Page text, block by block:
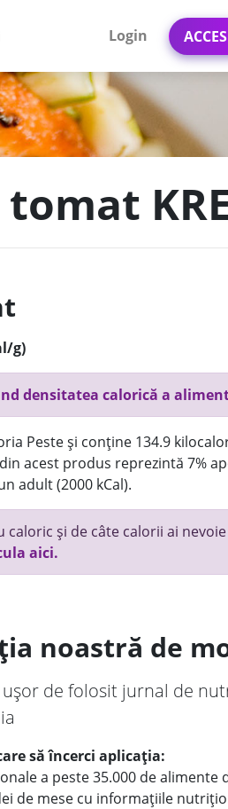
Login
g)
densitatea calorică a
Peste și conține 134.9
acest produs reprezintă 7%
adult (2000 kCal).
caloric și de câte calorii ai
aici.
noastră de
ușor de folosit jurnal de
să încerci aplicația:
a peste 35.000 de alimente
de mese cu informațiile